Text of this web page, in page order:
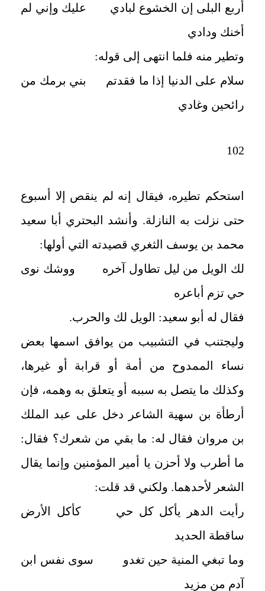
أربع البلى إن الخشوع لبادي عليك وإني لم
أخنك ودادي
وتطير منه فلما انتهى إلى قوله:
سلام على الدنيا إذا ما فقدتم بني برمك من
رائحين وغادي
102
استحكم تطيره، فيقال إنه لم ينقص إلا أسبوع
حتى نزلت به النازلة. وأنشد البحتري أبا سعيد
محمد بن يوسف الثغري قصيدته التي أولها:
لك الويل من ليل تطاول آخره ووشك نوى
حي تزم أباعره
فقال له أبو سعيد: الويل لك والحرب.
وليجتنب في التشبيب من يوافق اسمها بعض
نساء الممدوح من أمة أو قرابة أو غيرها،
وكذلك ما يتصل به سببه أو يتعلق به وهمه، فإن
أرطأة بن سهية الشاعر دخل على عبد الملك
بن مروان فقال له: ما بقي من شعرك؟ فقال:
ما أطرب ولا أحزن يا أمير المؤمنين وإنما يقال
الشعر لأحدهما. ولكني قد قلت:
رأيت الدهر يأكل كل حي كأكل الأرض
ساقطة الحديد
وما تبغي المنية حين تغدو سوى نفس ابن
آدم من مزيد